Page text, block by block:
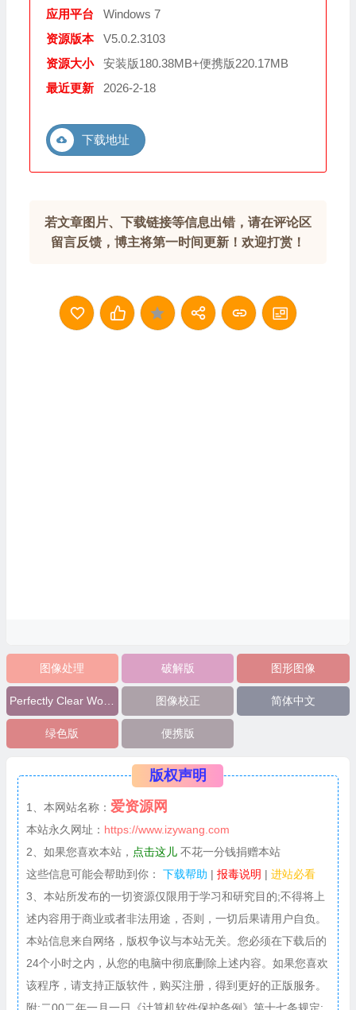
应用平台
Windows 7
资源版本
V5.0.2.3103
资源大小
安装版180.38MB+便携版220.17MB
最近更新
2026-2-18
下载地址
若文章图片、下载链接等信息出错，请在评论区
留言反馈，博主将第一时间更新！欢迎打赏！
图像处理 破解版 图形图像
图像校正 简体中文
绿色版 便携版
版权声明
1、本网站名称： 爱资源网
本站永久网址： https://www.izywang.com
2、如果您喜欢本站， 点击这儿不花一分钱捐赠本站
这些信息可能会帮助到你：
下载帮助 | 报毒说明 | 进站必看
3、本站所发布的一切资源仅限用于学习和研究目的;不得将上
述内容用于商业或者非法用途，否则，一切后果请用户自负。
本站信息来自网络，版权争议与本站无关。您必须在下载后的
24个小时之内，从您的电脑中彻底删除上述内容。如果您喜欢
该程序，请支持正版软件，购买注册，得到更好的正版服务。
附:二00二年一月一日《计算机软件保护条例》第十七条规定: